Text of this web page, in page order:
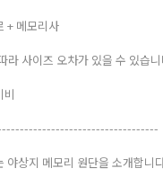
+ 메모리사
사이즈 오차가 있을 수 있습
상지 메모리 원단을 소개합니